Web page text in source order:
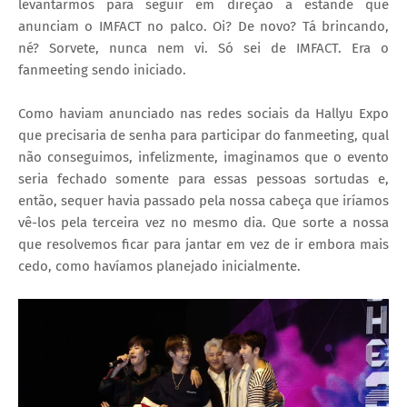
levantarmos para seguir em direção a estande que
anunciam o IMFACT no palco. Oi? De novo? Tá brincando,
né? Sorvete, nunca nem vi. Só sei de IMFACT. Era o
fanmeeting sendo iniciado.
Como haviam anunciado nas redes sociais da Hallyu Expo
que precisaria de senha para participar do fanmeeting, qual
não conseguimos, infelizmente, imaginamos que o evento
seria fechado somente para essas pessoas sortudas e,
então, sequer havia passado pela nossa cabeça que iríamos
vê-los pela terceira vez no mesmo dia. Que sorte a nossa
que resolvemos ficar para jantar em vez de ir embora mais
cedo, como havíamos planejado inicialmente.